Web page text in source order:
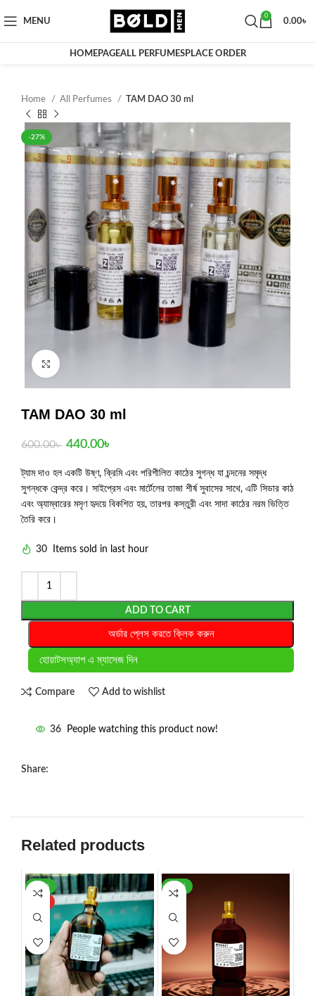
MENU
0
0.00৳
HOMEPAGEALL PERFUMESPLACE ORDER
Home All Perfumes TAM DAO 30 ml
-27%
TAM DAO 30 ml
600.00৳ 440.00৳
ট্যাম দাও হল একটি উষ্ণ, ক্রিমি এবং পরিশীলিত কাঠের সুগন্ধ যা চন্দনের সমৃদ্ধ
সুগন্ধকে কেন্দ্র করে। সাইপ্রেস এবং মার্টেলের তাজা শীর্ষ সুবাসের সাথে, এটি সিডার কাঠ
এবং অ্যাম্বারের মসৃণ হৃদয়ে বিকশিত হয়, তারপর কস্তুরী এবং সাদা কাঠের নরম ভিত্তি
তৈরি করে।
30 Items sold in last hour
ADD TO CART
অর্ডার প্লেস করতে ক্লিক করুন
হোয়াটসঅ্যাপ এ ম্যাসেজ দিন
Compare Add to wishlist
36 People watching this product now!
Share:
Related products
-56% -26%